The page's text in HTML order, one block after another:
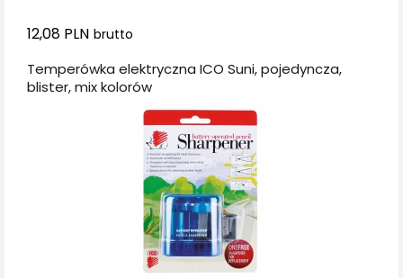
12,08 PLN brutto
Temperówka elektryczna ICO Suni, pojedyncza,
blister, mix kolorów